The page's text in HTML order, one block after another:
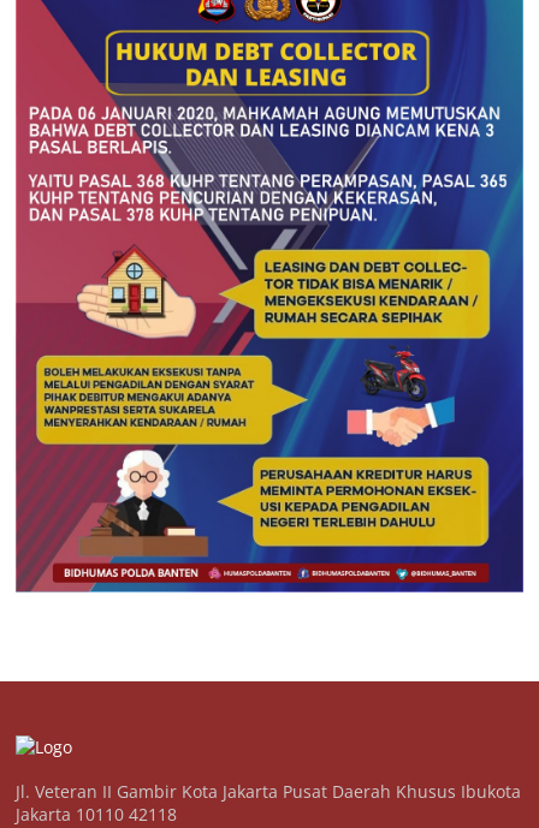
Jl. Veteran II Gambir Kota Jakarta Pusat Daerah Khusus Ibukota
Jakarta 10110 42118